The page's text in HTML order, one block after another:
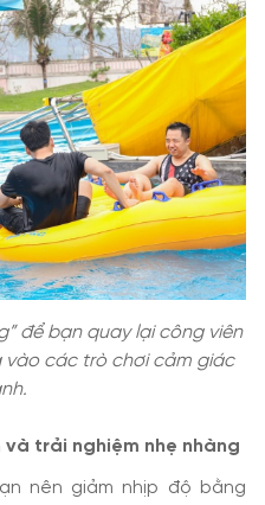
để bạn quay lại công viên
vào các trò chơi cảm giác
và trải nghiệm nhẹ nhàng
nên giảm nhịp độ bằng